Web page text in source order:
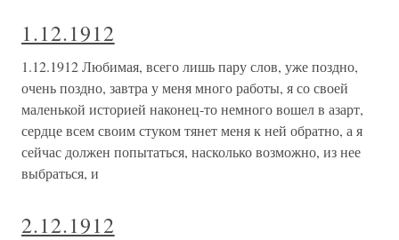
1.12.1912
1.12.1912 Любимая, всего лишь пару слов, уже поздно,
очень поздно, завтра у меня много работы, я со своей
маленькой историей наконец-то немного вошел в азарт,
сердце всем своим стуком тянет меня к ней обратно, а я
сейчас должен попытаться, насколько возможно, из нее
выбраться, и
2.12.1912